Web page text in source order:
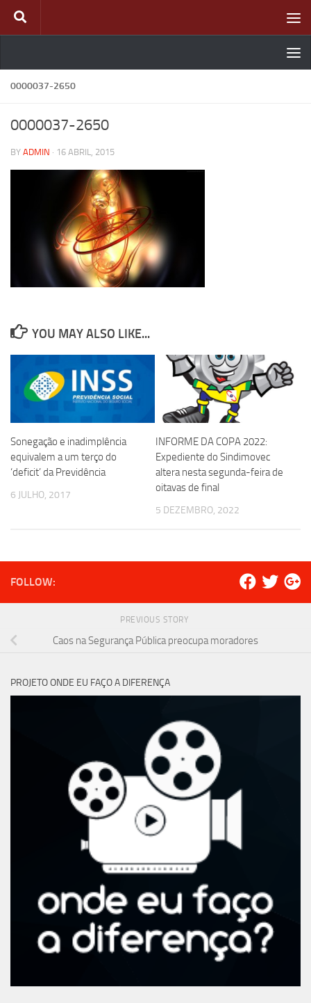
Skip to content
0000037-2650
0000037-2650
BY ADMIN · 16 ABRIL, 2015
YOU MAY ALSO LIKE...
Sonegação e inadimplência
equivalem a um terço do
‘deficit’ da Previdência
6 JULHO, 2017
INFORME DA COPA 2022:
Expediente do Sindimovec
altera nesta segunda-feira de
oitavas de final
5 DEZEMBRO, 2022
FOLLOW:
PREVIOUS STORY
Caos na Segurança Pública preocupa moradores
PROJETO ONDE EU FAÇO A DIFERENÇA